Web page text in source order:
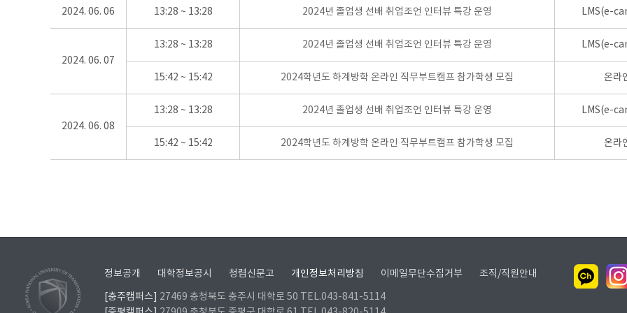
2024. 06. 06 13:28 ~ 13:28 2024년 졸업생 선배 취업조언 인터뷰 특강 운영 LMS(e-
2024. 06. 07
13:28 ~ 13:28 2024년 졸업생 선배 취업조언 인터뷰 특강 운영 LMS(e-
15:42 ~ 15:42 2024학년도 하계방학 온라인 직무부트캠프 참가학생 모집 온라
2024. 06. 08
13:28 ~ 13:28 2024년 졸업생 선배 취업조언 인터뷰 특강 운영 LMS(e-
15:42 ~ 15:42 2024학년도 하계방학 온라인 직무부트캠프 참가학생 모집 온라
정보공개 대학정보공시 청렴신문고 개인정보처리방침 이메일무단수집거부 조직/직원안내
[충주캠퍼스]
27469 충청북도 충주시 대학로 50 TEL.043-841-5114